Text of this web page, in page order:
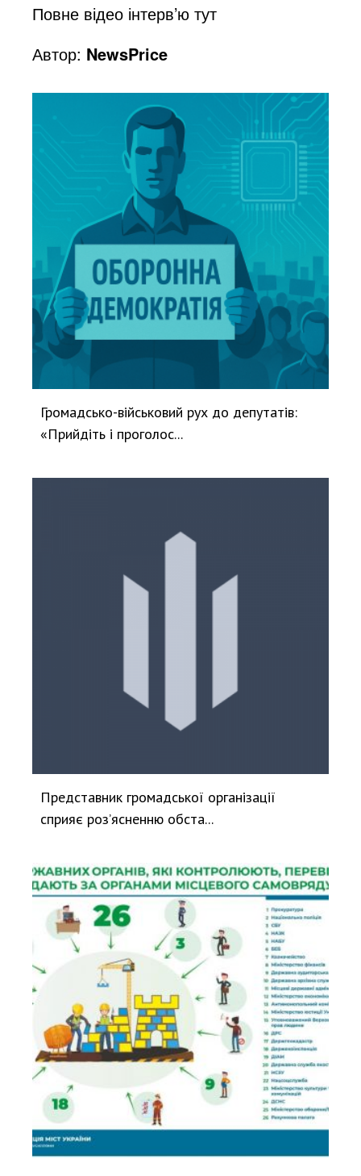
Повне відео інтерв’ютут
Автор: NewsPrice
Громадсько-військовий рух до депутатів:
«Прийдіть і проголос...
Представник громадської організації
сприяє роз’ясненню обста...